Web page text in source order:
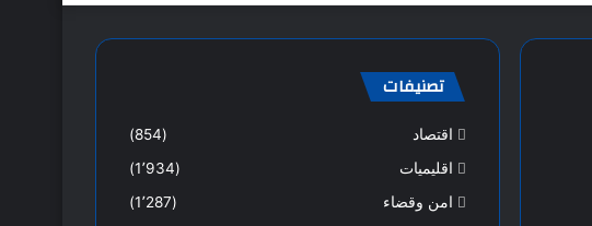
تصنيفات
اقتصاد
(854)
اقليميات
(1٬934)
امن وقضاء
(1٬287)